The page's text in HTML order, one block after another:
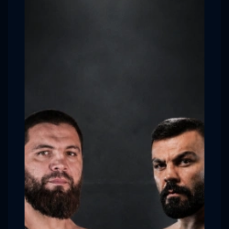
потрясающий турнир и стать свидетелем
невероятных поединков между лучшими бойцами
муайтай. Купите билеты на Турнир по тайскому
боксу «Адреналин» 24.11.2023 в ДС Юность на
нашем сайте прямо сейчас и окунитесь в мир
боевых искусств и поистине адреналиновой
атмосферы.